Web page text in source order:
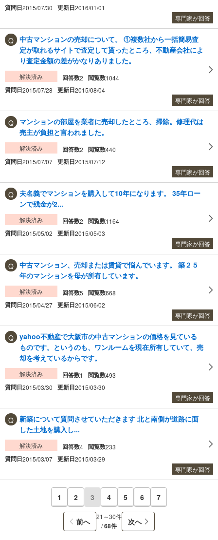
質問日2015/07/30 更新日2016/01/01
専門家が回答
中古マンションの売却について。 ①複数社から一括簡易査
定が取れるサイトで査定して貰ったところ、不動産会社によ
り査定金額の差がかなりありました。
解決済み 回答数2 閲覧数1044
質問日2015/07/28 更新日2015/08/04
専門家が回答
マンションの部屋を業者に売却したところ、掃除。修理代は
売主が負担と言われました。
解決済み 回答数2 閲覧数440
質問日2015/07/07 更新日2015/07/12
専門家が回答
夫名義でマンションを購入して10年になります。 35年ロー
ンで残金が2...
解決済み 回答数2 閲覧数1164
質問日2015/05/02 更新日2015/05/03
専門家が回答
中古マンション、売却または賃貸で悩んでいます。 築２５
年のマンションを母が所有しています。
解決済み 回答数5 閲覧数668
質問日2015/04/27 更新日2015/06/02
専門家が回答
yahoo不動産で大阪市の中古マンションの価格を見ている
ものです。というのも、ワンルームを現在所有していて、売
却を考えているからです。
解決済み 回答数1 閲覧数493
質問日2015/03/30 更新日2015/03/30
専門家が回答
新築について質問させていただきます 北と南側が道路に面
した土地を購入し...
解決済み 回答数4 閲覧数233
質問日2015/03/07 更新日2015/03/29
専門家が回答
1 2 3 4 5 6 7
前へ
21～30件
/68件 次へ